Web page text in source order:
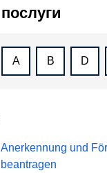
послуги
A B D
Anerkennung und
beantragen